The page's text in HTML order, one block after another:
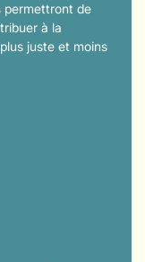
permettront de
à la
juste et moins